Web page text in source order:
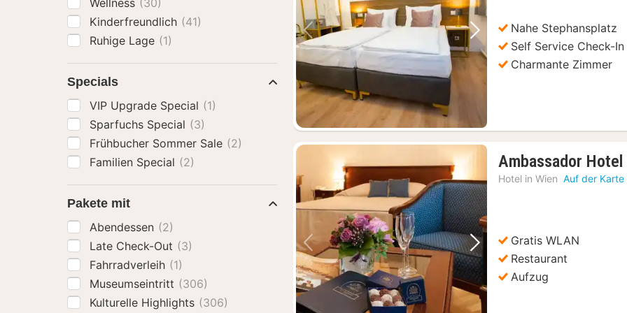
Vorheriges Bild Nächstes Bild
Nahe Stephansplatz
Self Service Check-In
Charmante Zimmer
Vorheriges Bild Nächstes Bild
Ambassador Hotel
Hotel in Wien Auf der
Gratis WLAN
Restaurant
Aufzug
Wellness (30)
Kinderfreundlich (41)
Ruhige Lage (1)
Specials
VIP Upgrade Special (1)
Sparfuchs Special (3)
Frühbucher Sommer Sale (2)
Familien Special (2)
Pakete mit
Abendessen (2)
Late Check-Out (3)
Fahrradverleih (1)
Museumseintritt (306)
Kulturelle Highlights (306)